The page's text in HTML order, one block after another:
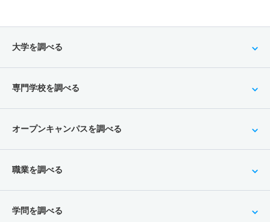
大学を調べる
専門学校を調べる
オープンキャンパスを調べる
職業を調べる
学問を調べる